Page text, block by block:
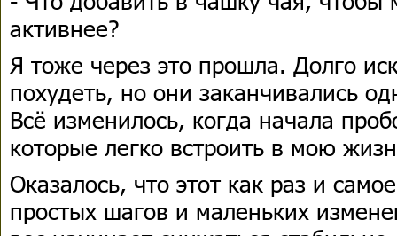
активнее?
Я тоже через это прошла. Долго
похудеть, но они заканчивались
Всё изменилось, когда начала
которые легко встроить в мою
Оказалось, что этот как раз и
простых шагов и маленьких